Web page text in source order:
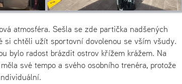
atmosféra. Sešla se zde partička nadšených
si chtěli užít sportovní dovolenou se vším všudy.
bylo radost brázdit ostrov křížem krážem. Na
své tempo a svého osobního trenéra, protože